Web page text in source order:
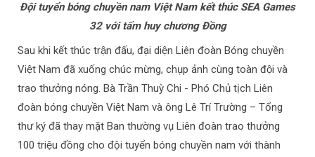
Đội tuyển bóng chuyền nam Việt Nam kết thúc SEA Games
32 với tấm huy chương Đồng
Sau khi kết thúc trận đấu, đại diện Liên đoàn Bóng chuyền
Việt Nam đã xuống chúc mừng, chụp ảnh cùng toàn đội và
trao thưởng nóng. Bà Trần Thuỳ Chi - Phó Chủ tịch Liên
đoàn bóng chuyền Việt Nam và ông Lê Trí Trường – Tổng
thư ký đã thay mặt Ban thường vụ Liên đoàn trao thưởng
100 triệu đồng cho đội tuyển bóng chuyền nam với thành